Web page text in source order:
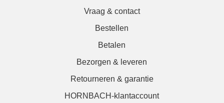
Vraag & contact
Bestellen
Betalen
Bezorgen & leveren
Retourneren & garantie
HORNBACH-klantaccount